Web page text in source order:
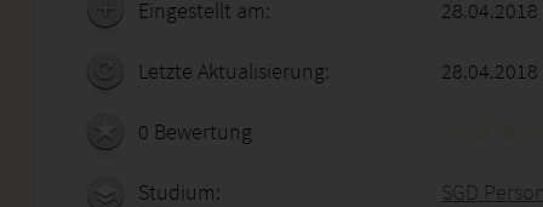
Eingestellt am:
Letzte Aktualisierung: 28.04.2018
0 Bewertung
Studium: SGD